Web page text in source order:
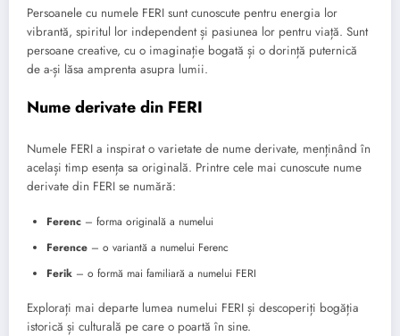
Persoanele cu numele FERI sunt cunoscute pentru energia lor
vibrantă, spiritul lor independent și pasiunea lor pentru viață. Sunt
persoane creative, cu o imaginație bogată și o dorință puternică
de a-și lăsa amprenta asupra lumii.
Nume derivate din FERI
Numele FERI a inspirat o varietate de nume derivate, menținând în
același timp esența sa originală. Printre cele mai cunoscute nume
derivate din FERI se numără:
Ferenc – forma originală a numelui
Ference – o variantă a numelui Ferenc
Ferik – o formă mai familiară a numelui FERI
Explorați mai departe lumea numelui FERI și descoperiți bogăția
istorică și culturală pe care o poartă în sine.